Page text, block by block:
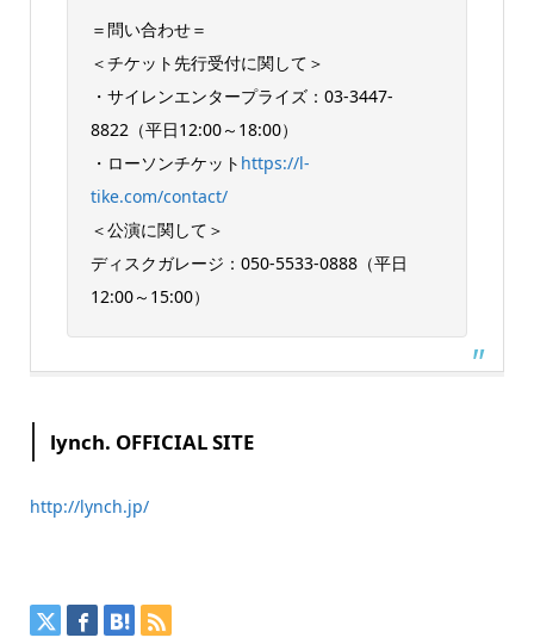
＝問い合わせ＝
＜チケット先行受付に関して＞
・サイレンエンタープライズ：03-3447-
8822（平日12:00～18:00）
・ローソンチケット https://l-
tike.com/contact/
＜公演に関して＞
ディスクガレージ：050-5533-0888（平日
12:00～15:00）
lynch. OFFICIAL SITE
http://lynch.jp/